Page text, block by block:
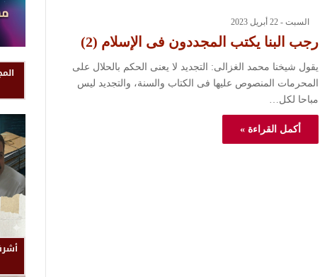
السبت - 22 أبريل 2023
رجب البنا يكتب المجددون فى الإسلام (2)
يقول شيخنا محمد الغزالى: التجديد لا يعنى الحكم بالحلال على
المحرمات المنصوص عليها فى الكتاب والسنة، والتجديد ليس
مباحا لكل…
أكمل القراءة »